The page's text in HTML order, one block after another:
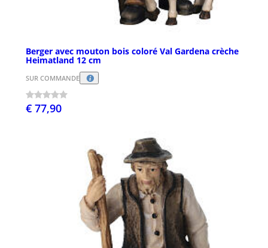
Berger avec mouton bois coloré Val Gardena crèche
Heimatland 12 cm
SUR COMMANDE
€ 77,90